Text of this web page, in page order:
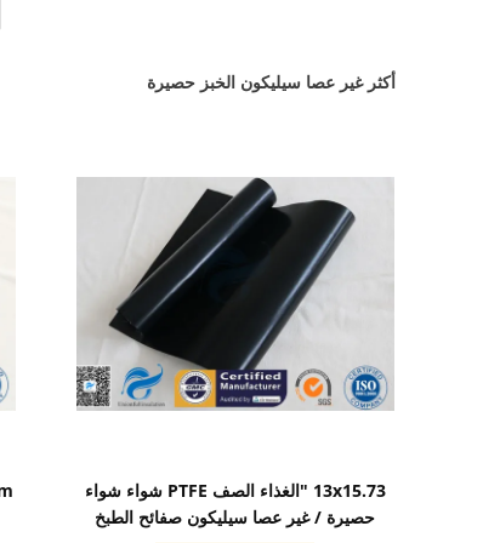
أكثر غير عصا سيليكون الخبز حصيرة
13x15.73 "الغذاء الصف PTFE شواء شواء
حصيرة / غير عصا سيليكون صفائح الطبخ